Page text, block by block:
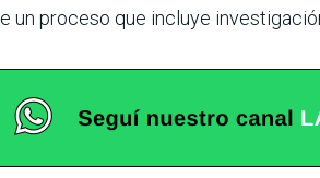
un proceso que incluye